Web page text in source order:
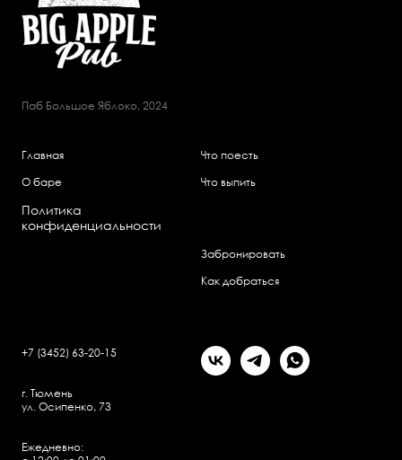
Паб Большое Яблоко, 2024
Главная
О баре
Политика
конфиденциальности
Что поесть
Что выпить
Забронировать
Как добраться
+7 (3452) 63-20-15
г. Тюмень
ул. Осипенко, 73
Ежедневно: